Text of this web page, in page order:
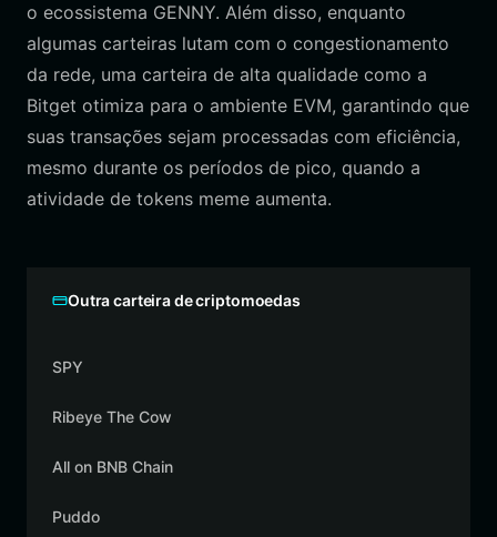
o ecossistema GENNY. Além disso, enquanto
algumas carteiras lutam com o congestionamento
da rede, uma carteira de alta qualidade como a
Bitget otimiza para o ambiente EVM, garantindo que
suas transações sejam processadas com eficiência,
mesmo durante os períodos de pico, quando a
atividade de tokens meme aumenta.
Outra carteira de criptomoedas
SPY
Ribeye The Cow
All on BNB Chain
Puddo